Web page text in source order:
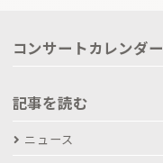
コンサートカレンダー
記事を読む
ニュース